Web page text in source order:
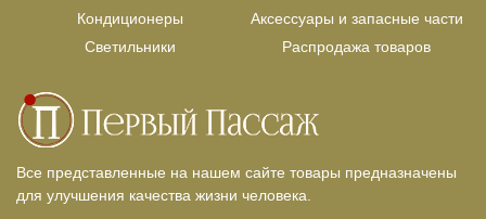
Кондиционеры
Светильники
Аксессуары и запасные части
Распродажа товаров
Все представленные на нашем сайте товары предназначены
для улучшения качества жизни человека.